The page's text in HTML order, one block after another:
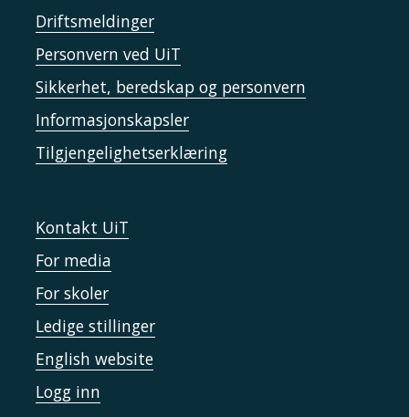
Driftsmeldinger
Personvern ved UiT
Sikkerhet, beredskap og personvern
Informasjonskapsler
Tilgjengelighetserklæring
Kontakt UiT
For media
For skoler
Ledige stillinger
English website
Logg inn